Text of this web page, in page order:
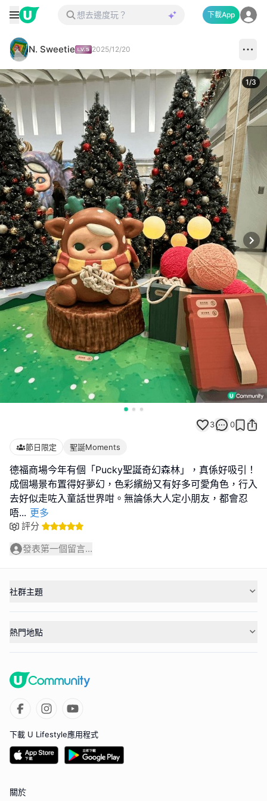
下載App
N. Sweetie 2025/12/20
1/3
3 0
節日限定 聖誕Moments
德福商場今年有個「Pucky聖誕奇幻森林」，真係好吸引！
成個場景布置得好夢幻，色彩繽紛又有好多可愛角色，行入
去好似走咗入童話世界咁。無論係大人定小朋友，都會忍
唔... 更多
評分
發表第一個留言...
社群主題
熱門地點
下載 U Lifestyle應用程式
關於